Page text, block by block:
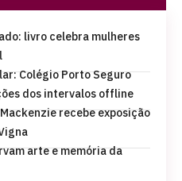
livro celebra mulheres
Colégio Porto Seguro
dos intervalos offline
recebe exposição
arte e memória da